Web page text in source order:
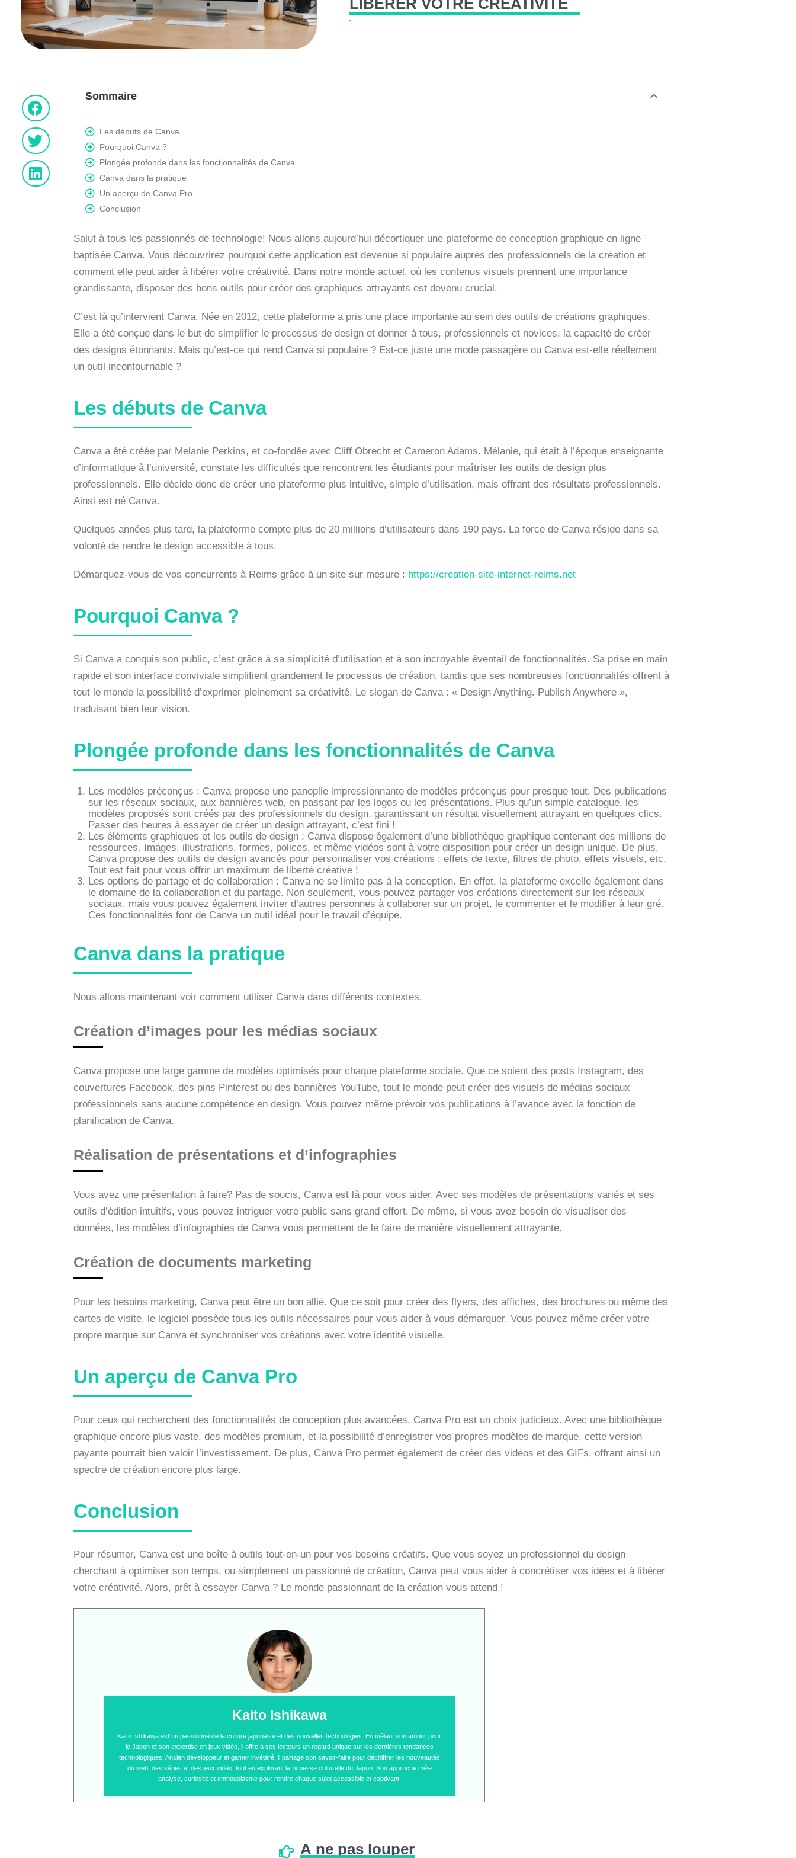
Sommaire
Les débuts de Canva
Pourquoi Canva ?
Plongée profonde dans les fonctionnalités de Canva
Canva dans la pratique
Un aperçu de Canva Pro
Conclusion
Salut à tous les passionnés de technologie! Nous allons aujourd’hui décortiquer une plateforme de conception graphique en ligne
baptisée Canva. Vous découvrirez pourquoi cette application est devenue si populaire auprès des professionnels de la création et
comment elle peut aider à libérer votre créativité. Dans notre monde actuel, où les contenus visuels prennent une importance
grandissante, disposer des bons outils pour créer des graphiques attrayants est devenu crucial.
C’est là qu’intervient Canva. Née en 2012, cette plateforme a pris une place importante au sein des outils de créations graphiques.
Elle a été conçue dans le but de simplifier le processus de design et donner à tous, professionnels et novices, la capacité de créer
des designs étonnants. Mais qu’est-ce qui rend Canva si populaire ? Est-ce juste une mode passagère ou Canva est-elle réellement
un outil incontournable ?
Les débuts de Canva
Canva a été créée par Melanie Perkins, et co-fondée avec Cliff Obrecht et Cameron Adams. Mélanie, qui était à l’époque enseignante
d’informatique à l’université, constate les difficultés que rencontrent les étudiants pour maîtriser les outils de design plus
professionnels. Elle décide donc de créer une plateforme plus intuitive, simple d’utilisation, mais offrant des résultats professionnels.
Ainsi est né Canva.
Quelques années plus tard, la plateforme compte plus de 20 millions d’utilisateurs dans 190 pays. La force de Canva réside dans sa
volonté de rendre le design accessible à tous.
Démarquez-vous de vos concurrents à Reims grâce à un site sur mesure : https://creation-site-internet-reims.net
Pourquoi Canva ?
Si Canva a conquis son public, c’est grâce à sa simplicité d’utilisation et à son incroyable éventail de fonctionnalités. Sa prise en main
rapide et son interface conviviale simplifient grandement le processus de création, tandis que ses nombreuses fonctionnalités offrent à
tout le monde la possibilité d’exprimer pleinement sa créativité. Le slogan de Canva : « Design Anything. Publish Anywhere »,
traduisant bien leur vision.
Plongée profonde dans les fonctionnalités de Canva
Les modèles préconçus : Canva propose une panoplie impressionnante de modèles préconçus pour presque tout. Des publications
sur les réseaux sociaux, aux bannières web, en passant par les logos ou les présentations. Plus qu’un simple catalogue, les
modèles proposés sont créés par des professionnels du design, garantissant un résultat visuellement attrayant en quelques clics.
Passer des heures à essayer de créer un design attrayant, c’est fini !
Les éléments graphiques et les outils de design : Canva dispose également d’une bibliothèque graphique contenant des millions de
ressources. Images, illustrations, formes, polices, et même vidéos sont à votre disposition pour créer un design unique. De plus,
Canva propose des outils de design avancés pour personnaliser vos créations : effets de texte, filtres de photo, effets visuels, etc.
Tout est fait pour vous offrir un maximum de liberté créative !
Les options de partage et de collaboration : Canva ne se limite pas à la conception. En effet, la plateforme excelle également dans
le domaine de la collaboration et du partage. Non seulement, vous pouvez partager vos créations directement sur les réseaux
sociaux, mais vous pouvez également inviter d’autres personnes à collaborer sur un projet, le commenter et le modifier à leur gré.
Ces fonctionnalités font de Canva un outil idéal pour le travail d’équipe.
Canva dans la pratique
Nous allons maintenant voir comment utiliser Canva dans différents contextes.
Création d’images pour les médias sociaux
Canva propose une large gamme de modèles optimisés pour chaque plateforme sociale. Que ce soient des posts Instagram, des
couvertures Facebook, des pins Pinterest ou des bannières YouTube, tout le monde peut créer des visuels de médias sociaux
professionnels sans aucune compétence en design. Vous pouvez même prévoir vos publications à l’avance avec la fonction de
planification de Canva.
Réalisation de présentations et d’infographies
Vous avez une présentation à faire? Pas de soucis, Canva est là pour vous aider. Avec ses modèles de présentations variés et ses
outils d’édition intuitifs, vous pouvez intriguer votre public sans grand effort. De même, si vous avez besoin de visualiser des
données, les modèles d’infographies de Canva vous permettent de le faire de manière visuellement attrayante.
Création de documents marketing
Pour les besoins marketing, Canva peut être un bon allié. Que ce soit pour créer des flyers, des affiches, des brochures ou même des
cartes de visite, le logiciel possède tous les outils nécessaires pour vous aider à vous démarquer. Vous pouvez même créer votre
propre marque sur Canva et synchroniser vos créations avec votre identité visuelle.
Un aperçu de Canva Pro
Pour ceux qui recherchent des fonctionnalités de conception plus avancées, Canva Pro est un choix judicieux. Avec une bibliothèque
graphique encore plus vaste, des modèles premium, et la possibilité d’enregistrer vos propres modèles de marque, cette version
payante pourrait bien valoir l’investissement. De plus, Canva Pro permet également de créer des vidéos et des GIFs, offrant ainsi un
spectre de création encore plus large.
Conclusion
Pour résumer, Canva est une boîte à outils tout-en-un pour vos besoins créatifs. Que vous soyez un professionnel du design
cherchant à optimiser son temps, ou simplement un passionné de création, Canva peut vous aider à concrétiser vos idées et à libérer
votre créativité. Alors, prêt à essayer Canva ? Le monde passionnant de la création vous attend !
Kaito Ishikawa est un passionné de la culture japonaise et des nouvelles technologies. En mêlant son amour pour
le Japon et son expertise en jeux vidéo, il offre à ses lecteurs un regard unique sur les dernières tendances
technologiques. Ancien développeur et gamer invétéré, il partage son savoir-faire pour déchiffrer les nouveautés
du web, des séries et des jeux vidéo, tout en explorant la richesse culturelle du Japon. Son approche mêle
analyse, curiosité et enthousiasme pour rendre chaque sujet accessible et captivant.
Kaito Ishikawa
À ne pas louper